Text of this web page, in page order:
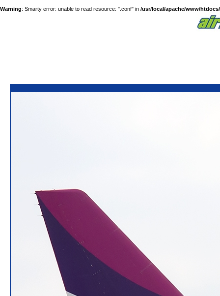
Warning: Smarty error: unable to read resource: ".conf" in /usr/local/apache/www/